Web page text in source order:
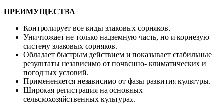
ПРЕИМУЩЕСТВА
Контролирует все виды злаковых сорняков.
Уничтожает не только надземную часть, но и корневую
систему злаковых сорняков.
Обладает быстрым действием и показывает стабильные
результаты независимо от почвенно- климатических и
погодных условий.
Примененяется независимо от фазы развития культуры.
Широкая регистрация на основных
сельскохозяйственных культурах.